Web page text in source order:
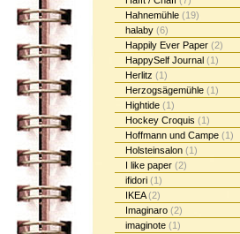
Hahnemühle (19)
halaby (6)
Happily Ever Paper (2)
HappySelf Journal (1)
Herlitz (1)
Herzogsägemühle (1)
Hightide (1)
Hockey Croquis (1)
Hoffmann und Campe (1)
Holsteinsalon (1)
I like paper (2)
ifidori (1)
IKEA(2)
Imaginaro (2)
imaginote (1)